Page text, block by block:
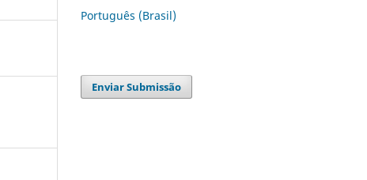
Português (Brasil)
Enviar Submissão